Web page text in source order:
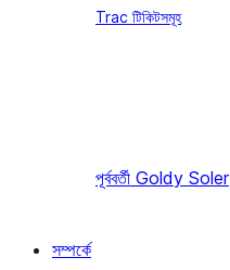
Trac টিকিটসমূহ
পূর্ববর্তী Goldy Soler
সম্পর্কে